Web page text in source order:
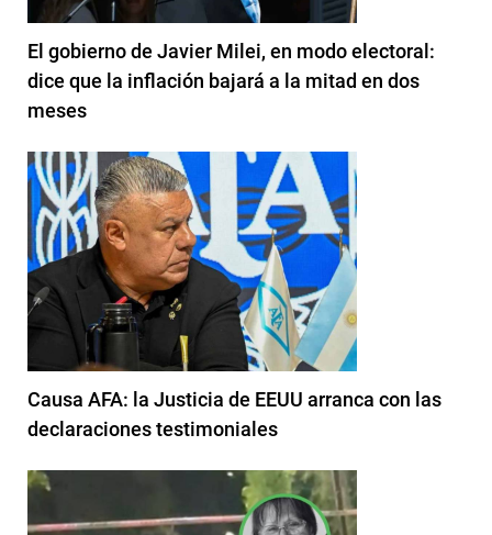
El gobierno de Javier Milei, en modo electoral:
dice que la inflación bajará a la mitad en dos
meses
Causa AFA: la Justicia de EEUU arranca con las
declaraciones testimoniales